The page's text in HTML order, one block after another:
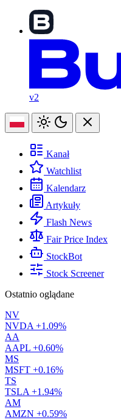
v2
Kanał
Watchlist
Kalendarz
Artykuły
Flash News
Fair Price Index
StockBot
Stock Screener
Ostatnio oglądane
NV
NVDA +1.09%
AA
AAPL +0.60%
MS
MSFT +0.16%
TS
TSLA +1.94%
AM
AMZN +0.59%